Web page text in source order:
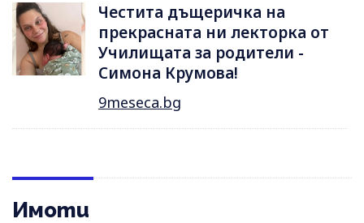
Честита дъщеричка на
прекрасната ни лекторка от
Училищата за родители -
Симона Крумова!
9meseca.bg
Имоти